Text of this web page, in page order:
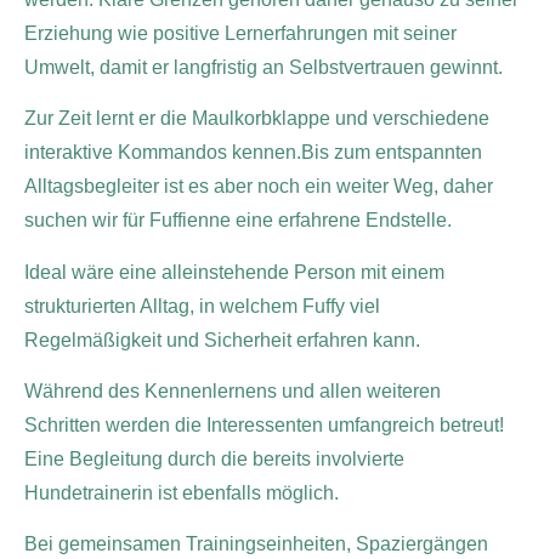
Erziehung wie positive Lernerfahrungen mit seiner
Umwelt, damit er langfristig an Selbstvertrauen gewinnt.
Zur Zeit lernt er die Maulkorbklappe und verschiedene
interaktive Kommandos kennen.Bis zum entspannten
Alltagsbegleiter ist es aber noch ein weiter Weg, daher
suchen wir für Fuffienne eine erfahrene Endstelle.
Ideal wäre eine alleinstehende Person mit einem
strukturierten Alltag, in welchem Fuffy viel
Regelmäßigkeit und Sicherheit erfahren kann.
Während des Kennenlernens und allen weiteren
Schritten werden die Interessenten umfangreich betreut!
Eine Begleitung durch die bereits involvierte
Hundetrainerin ist ebenfalls möglich.
Bei gemeinsamen Trainingseinheiten, Spaziergängen